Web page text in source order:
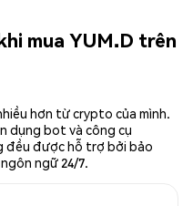
mua YUM.D trên
hơn từ crypto của mình.
dụng bot và công cụ
đều được hỗ trợ bởi bảo
ngữ 24/7.